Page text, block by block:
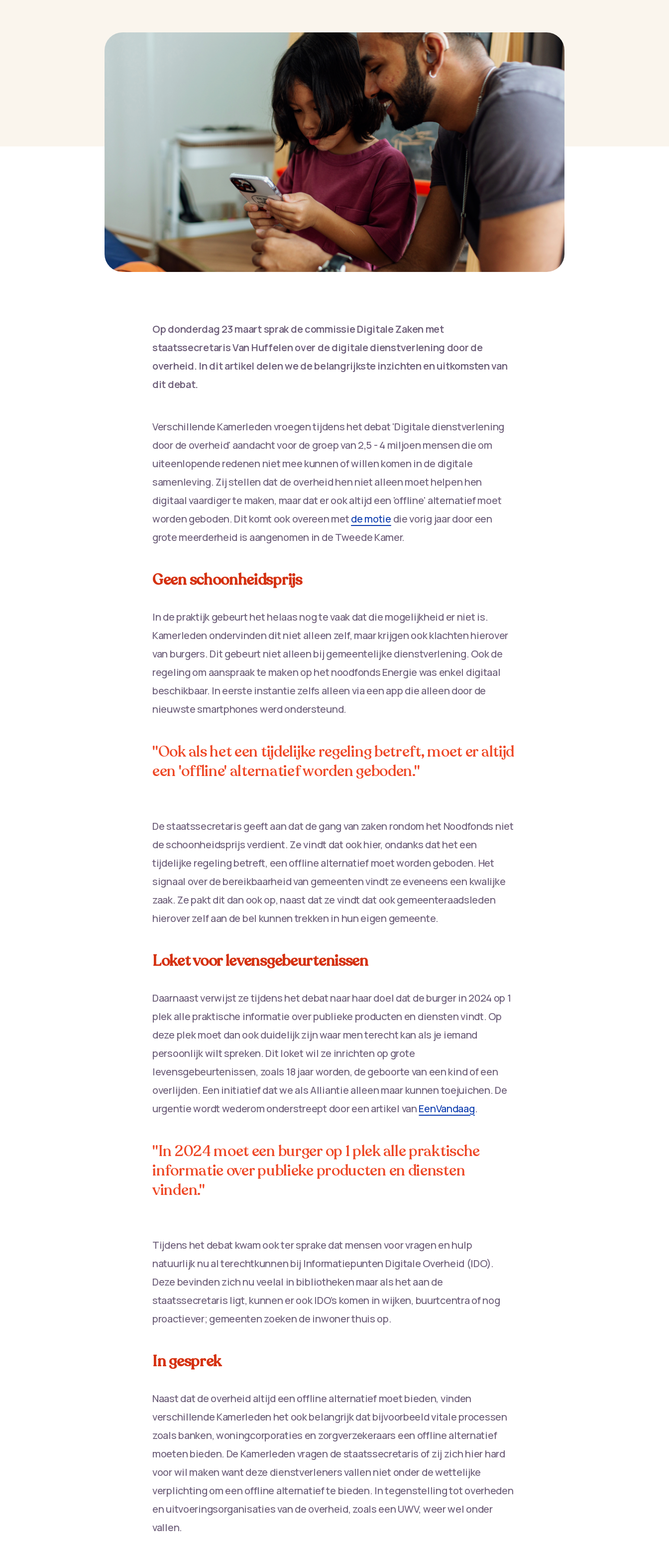
Op donderdag 23 maart sprak de commissie Digitale Zaken met
staatssecretaris Van Huffelen over de digitale dienstverlening door de
overheid. In dit artikel delen we de belangrijkste inzichten en uitkomsten van
dit debat.
Verschillende Kamerleden vroegen tijdens het debat 'Digitale dienstverlening
door de overheid' aandacht voor de groep van 2,5 - 4 miljoen mensen die om
uiteenlopende redenen niet mee kunnen of willen komen in de digitale
samenleving. Zij stellen dat de overheid hen niet alleen moet helpen hen
digitaal vaardiger te maken, maar dat er ook altijd een 'offline' alternatief moet
worden geboden. Dit komt ook overeen metde motie die vorig jaar door een
grote meerderheid is aangenomen in de Tweede Kamer.
Geen schoonheidsprijs
In de praktijk gebeurt het helaas nog te vaak dat die mogelijkheid er niet is.
Kamerleden ondervinden dit niet alleen zelf, maar krijgen ook klachten hierover
van burgers. Dit gebeurt niet alleen bij gemeentelijke dienstverlening. Ook de
regeling om aanspraak te maken op het noodfonds Energie was enkel digitaal
beschikbaar. In eerste instantie zelfs alleen via een app die alleen door de
nieuwste smartphones werd ondersteund.
"Ook als het een tijdelijke regeling betreft, moet er altijd
een 'offline' alternatief worden geboden."
De staatssecretaris geeft aan dat de gang van zaken rondom het Noodfonds niet
de schoonheidsprijs verdient. Ze vindt dat ook hier, ondanks dat het een
tijdelijke regeling betreft, een offline alternatief moet worden geboden. Het
signaal over de bereikbaarheid van gemeenten vindt ze eveneens een kwalijke
zaak. Ze pakt dit dan ook op, naast dat ze vindt dat ook gemeenteraadsleden
hierover zelf aan de bel kunnen trekken in hun eigen gemeente.
Loket voor levensgebeurtenissen
Daarnaast verwijst ze tijdens het debat naar haar doel dat de burger in 2024 op 1
plek alle praktische informatie over publieke producten en diensten vindt. Op
deze plek moet dan ook duidelijk zijn waar men terecht kan als je iemand
persoonlijk wilt spreken. Dit loket wil ze inrichten op grote
levensgebeurtenissen, zoals 18 jaar worden, de geboorte van een kind of een
overlijden. Een initiatief dat we als Alliantie alleen maar kunnen toejuichen. De
urgentie wordt wederom onderstreept door een artikel vanEenVandaag.
"In 2024 moet een burger op 1 plek alle praktische
informatie over publieke producten en diensten
vinden."
Tijdens het debat kwam ook ter sprake dat mensen voor vragen en hulp
natuurlijk nu al terechtkunnen bij Informatiepunten Digitale Overheid (IDO).
Deze bevinden zich nu veelal in bibliotheken maar als het aan de
staatssecretaris ligt, kunnen er ook IDO’s komen in wijken, buurtcentra of nog
proactiever; gemeenten zoeken de inwoner thuis op.
In gesprek
Naast dat de overheid altijd een offline alternatief moet bieden, vinden
verschillende Kamerleden het ook belangrijk dat bijvoorbeeld vitale processen
zoals banken, woningcorporaties en zorgverzekeraars een offline alternatief
moeten bieden. De Kamerleden vragen de staatssecretaris of zij zich hier hard
voor wil maken want deze dienstverleners vallen niet onder de wettelijke
verplichting om een offline alternatief te bieden. In tegenstelling tot overheden
en uitvoeringsorganisaties van de overheid, zoals een UWV, weer wel onder
vallen.